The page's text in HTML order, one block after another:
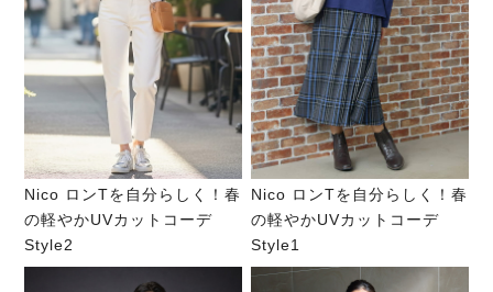
Nico ロンTを自分らしく！春
の軽やかUVカットコーデ
Style2
Nico ロンTを自分らしく！春
の軽やかUVカットコーデ
Style1